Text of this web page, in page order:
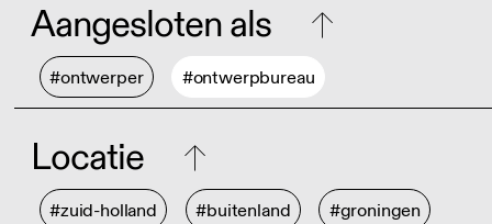
Aangesloten als
#ontwerper #ontwerpbureau
Locatie
#zuid-holland #buitenland #groningen